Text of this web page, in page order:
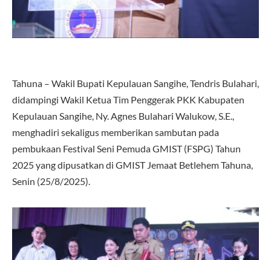
Tahuna – Wakil Bupati Kepulauan Sangihe, Tendris Bulahari,
didampingi Wakil Ketua Tim Penggerak PKK Kabupaten
Kepulauan Sangihe, Ny. Agnes Bulahari Walukow, S.E.,
menghadiri sekaligus memberikan sambutan pada
pembukaan Festival Seni Pemuda GMIST (FSPG) Tahun
2025 yang dipusatkan di GMIST Jemaat Betlehem Tahuna,
Senin (25/8/2025).